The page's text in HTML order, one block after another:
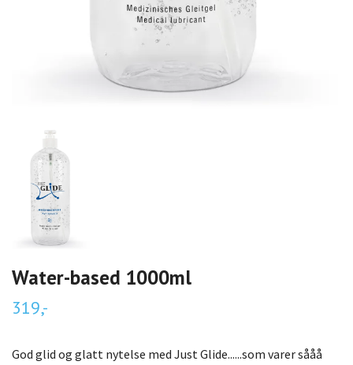
Water-based 1000ml
319,-
God glid og glatt nytelse med Just Glide......som varer sååå